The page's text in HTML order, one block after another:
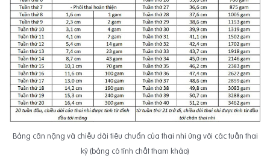
Bảng cân nặng và chiều dài tiêu chuẩn của thai nhi ứng với các tuần thai
kỳ (bảng có tính chất tham khảo)